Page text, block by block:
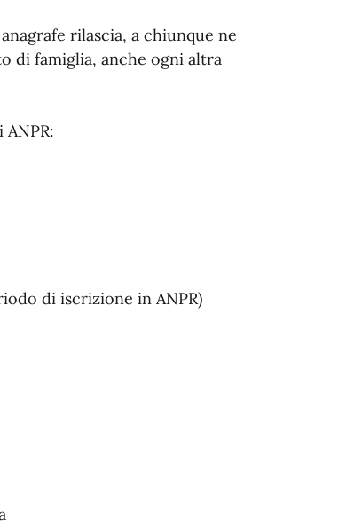
rilascia, a chiunque ne
di famiglia, anche ogni altra
di iscrizione in ANPR)